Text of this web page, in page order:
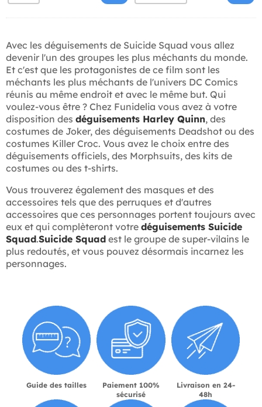
Avec les déguisements de Suicide Squad vous allez
devenir l'un des groupes les plus méchants du monde.
Et c'est que les protagonistes de ce film sont les
méchants les plus méchants de l'univers DC Comics
réunis au même endroit et avec le même but. Qui
voulez-vous être ? Chez Funidelia vous avez à votre
disposition des déguisements Harley Quinn, des
costumes de Joker, des déguisements Deadshot ou des
costumes Killer Croc. Vous avez le choix entre des
déguisements officiels, des Morphsuits, des kits de
costumes ou des t-shirts.
Vous trouverez également des masques et des
accessoires tels que des perruques et d'autres
accessoires que ces personnages portent toujours avec
eux et qui complèteront votre déguisements Suicide
Squad.Suicide Squad est le groupe de super-vilains le
plus redoutés, et vous pouvez désormais incarnez les
personnages.
Guide des tailles
Paiement 100%
sécurisé
Livraison en 24-
48h